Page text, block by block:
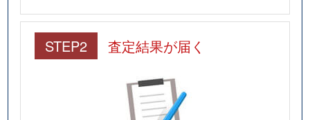
STEP2 査定結果が届く